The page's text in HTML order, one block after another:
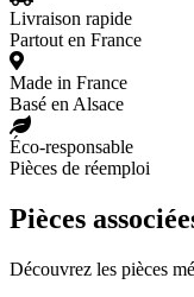
Livraison rapide
Partout en France
Made in France
Basé en Alsace
Éco-responsable
Pièces de réemploi
Pièces
Découvrez les pièces